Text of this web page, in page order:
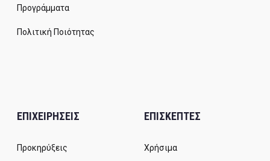
Προγράμματα
Πολιτική Ποιότητας
ΕΠΙΧΕΙΡΗΣΕΙΣ
Προκηρύξεις
ΕΠΙΣΚΕΠΤΕΣ
Χρήσιμα